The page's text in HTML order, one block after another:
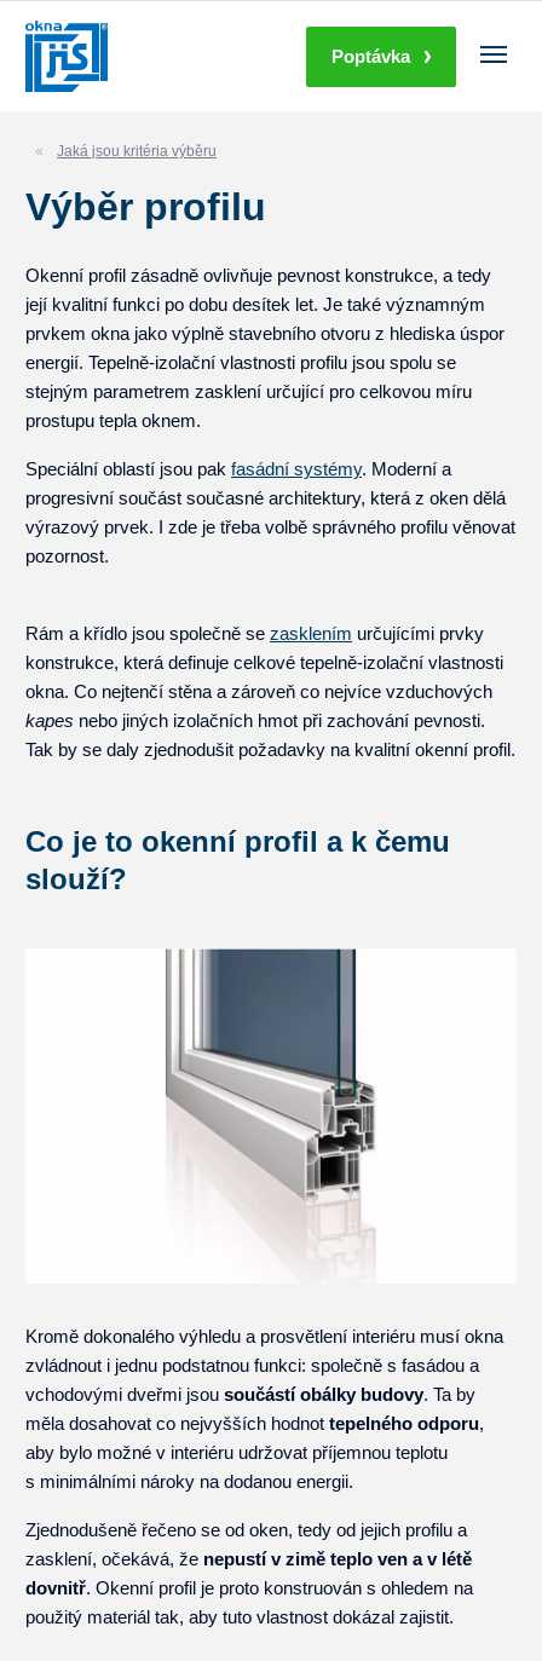
Poptávka
Jaká jsou kritéria výběru
Výběr profilu
Okenní profil zásadně ovlivňuje pevnost konstrukce, a tedy
její kvalitní funkci po dobu desítek let. Je také významným
prvkem okna jako výplně stavebního otvoru z hlediska úspor
energií. Tepelně-izolační vlastnosti profilu jsou spolu se
stejným parametrem zasklení určující pro celkovou míru
prostupu tepla oknem.
Speciální oblastí jsou pak fasádní systémy. Moderní a
progresivní součást současné architektury, která z oken dělá
výrazový prvek. I zde je třeba volbě správného profilu věnovat
pozornost.
Rám a křídlo jsou společně se zasklením určujícími prvky
konstrukce, která definuje celkové tepelně-izolační vlastnosti
okna. Co nejtenčí stěna a zároveň co nejvíce vzduchových
kapes nebo jiných izolačních hmot při zachování pevnosti.
Tak by se daly zjednodušit požadavky na kvalitní okenní profil.
Co je to okenní profil a k čemu
slouží?
Kromě dokonalého výhledu a prosvětlení interiéru musí okna
zvládnout i jednu podstatnou funkci: společně s fasádou a
vchodovými dveřmi jsou součástí obálky budovy. Ta by
měla dosahovat co nejvyšších hodnot tepelného odporu,
aby bylo možné v interiéru udržovat příjemnou teplotu
s minimálními nároky na dodanou energii.
Zjednodušeně řečeno se od oken, tedy od jejich profilu a
zasklení, očekává, že nepustí v zimě teplo ven a v létě
dovnitř. Okenní profil je proto konstruován s ohledem na
použitý materiál tak, aby tuto vlastnost dokázal zajistit.